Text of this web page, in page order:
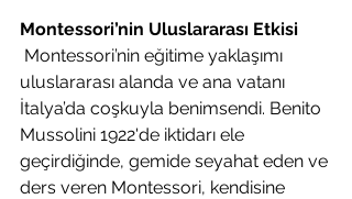
Montessori’nin Uluslararası Etkisi
uluslararası alanda ve ana vatanı
İtalya’da coşkuyla benimsendi. Benito
Mussolini 1922'de iktidarı ele
geçirdiğinde, gemide seyahat eden ve
ders veren Montessori, kendisine